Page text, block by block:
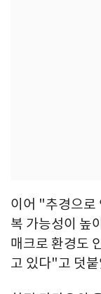
이어 "추경으로
복 가능성이 높
매크로 환경도
고 있다"고 덧